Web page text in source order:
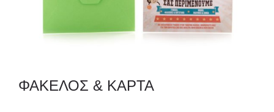
ΦΑΚΕΛΟΣ & ΚΑΡΤΑ